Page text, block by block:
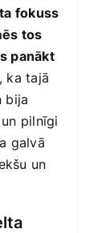
fokuss
tos
panākt
ka tajā
bija
pilnīgi
galvā
un